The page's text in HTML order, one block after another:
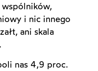
i nic innego
ani skala
nas 4,9 proc.